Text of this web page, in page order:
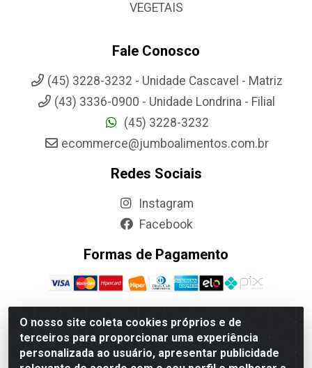
O nosso site coleta cookies próprios e de
terceiros para proporcionar uma experiência
personalizada ao usuário, apresentar publicidade
VEGETAIS
Fale Conosco
(45) 3228-3232 - Unidade Cascavel - Matriz
(43) 3336-0900 - Unidade Londrina - Filial
(45) 3228-3232
ecommerce@jumboalimentos.com.br
Redes Sociais
Instagram
Facebook
Formas de Pagamento
Jumbo Alimentos Cascavel - Matriz - Rua Itatiba Do Sul, 161 -
Santos Dumont, Cascavel-PR - CEP 85804-700- CNPJ